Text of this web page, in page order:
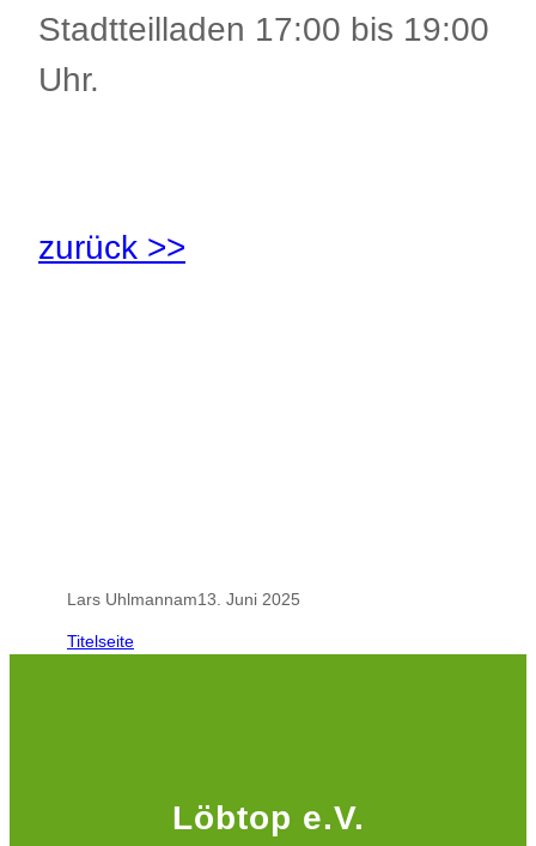
Stadtteilladen 17:00 bis 19:00
Uhr.
zurück >>
Lars Uhlmannam13. Juni 2025
Titelseite
Löbtop e.V.